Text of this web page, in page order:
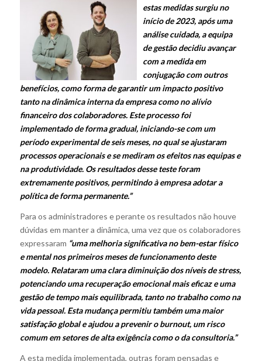
estas medidas surgiu no
início de 2023, após uma
análise cuidada, a equipa
de gestão decidiu avançar
com a medida em
conjugação com outros
benefícios, como forma de garantir um impacto positivo
tanto na dinâmica interna da empresa como no alívio
financeiro dos colaboradores. Este processo foi
implementado de forma gradual, iniciando-se com um
período experimental de seis meses, no qual se ajustaram
processos operacionais e se mediram os efeitos nas equipas e
na produtividade. Os resultados desse teste foram
extremamente positivos, permitindo à empresa adotar a
política de forma permanente.”
Para os administradores e perante os resultados não houve
dúvidas em manter a dinâmica, uma vez que os colaboradores
expressaram “uma melhoria significativa no bem-estar físico
e mental nos primeiros meses de funcionamento deste
modelo. Relataram uma clara diminuição dos níveis de stress,
potenciando uma recuperação emocional mais eficaz e uma
gestão de tempo mais equilibrada, tanto no trabalho como na
vida pessoal. Esta mudança permitiu também uma maior
satisfação global e ajudou a prevenir o burnout, um risco
comum em setores de alta exigência como o da consultoria.”
A esta medida implementada, outras foram pensadas e